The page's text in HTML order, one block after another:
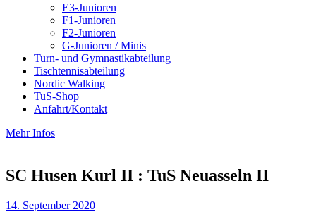
E3-Junioren
F1-Junioren
F2-Junioren
G-Junioren / Minis
Turn- und Gymnastikabteilung
Tischtennisabteilung
Nordic Walking
TuS-Shop
Anfahrt/Kontakt
Mehr Infos
SC Husen Kurl II : TuS Neuasseln II
14. September 2020